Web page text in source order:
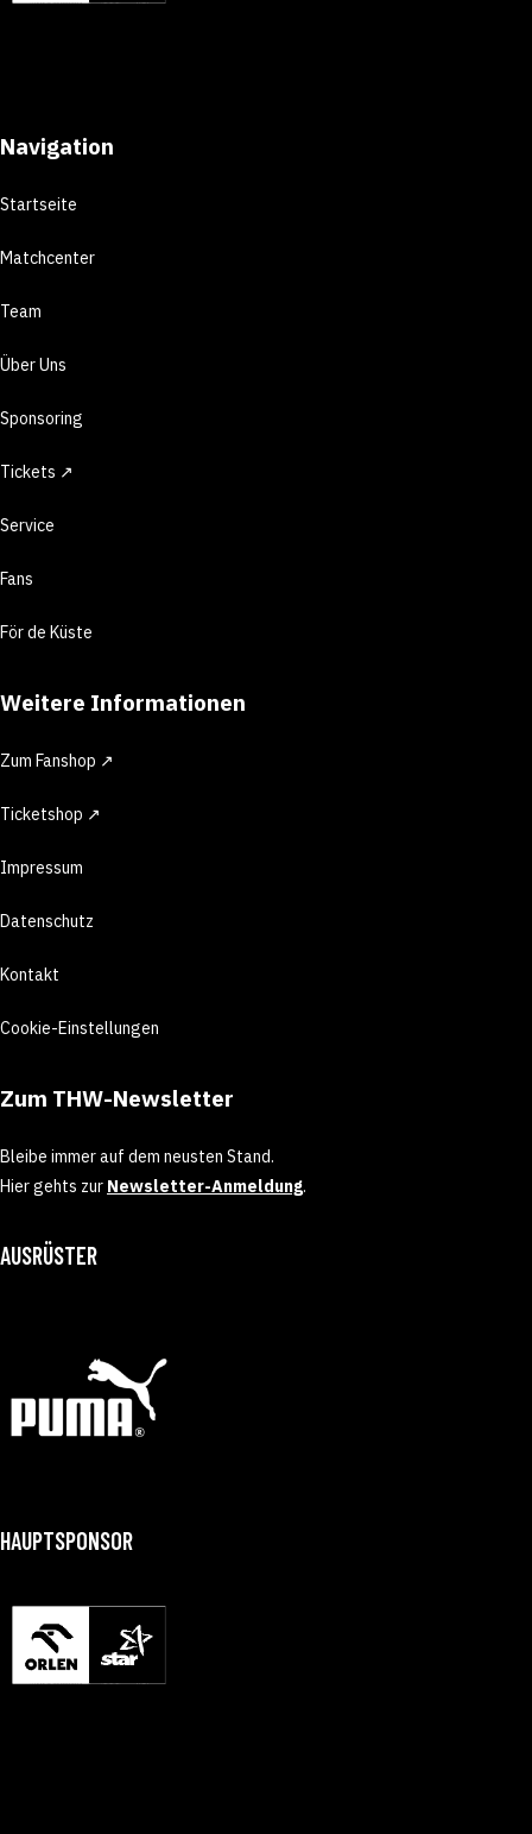
Navigation
Startseite
Matchcenter
Team
Über Uns
Sponsoring
Tickets ↗
Service
Fans
För de Küste
Weitere Informationen
Zum Fanshop ↗
Ticketshop ↗
Impressum
Datenschutz
Kontakt
Cookie-Einstellungen
Zum THW-Newsletter
Bleibe immer auf dem neusten Stand.
Hier gehts zur Newsletter-Anmeldung.
AUSRÜSTER
HAUPTSPONSOR